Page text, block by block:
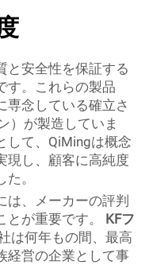
と安全性を保証する
す。これらの製品
専念している確立さ
）が製造していま
して、QiMingは概念
現し、顧客に高純度
。
は、メーカーの評判
が重要です。 KFフ
は何年もの間、最高
経営の企業として事